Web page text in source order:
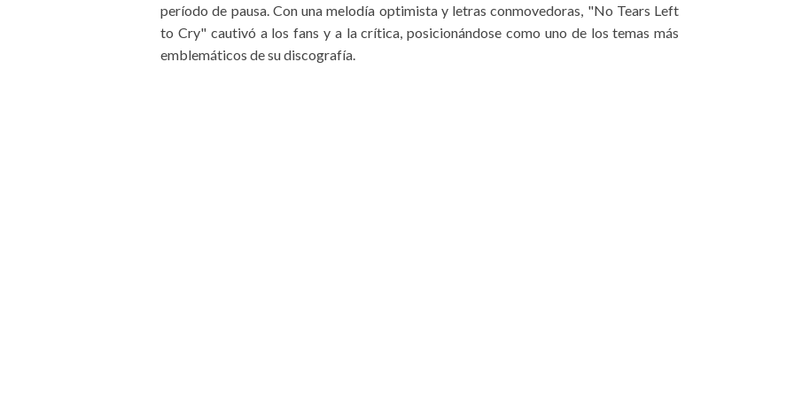
período de pausa. Con una melodía optimista y letras conmovedoras, "No Tears Left
to Cry" cautivó a los fans y a la crítica, posicionándose como uno de los temas más
emblemáticos de su discografía.